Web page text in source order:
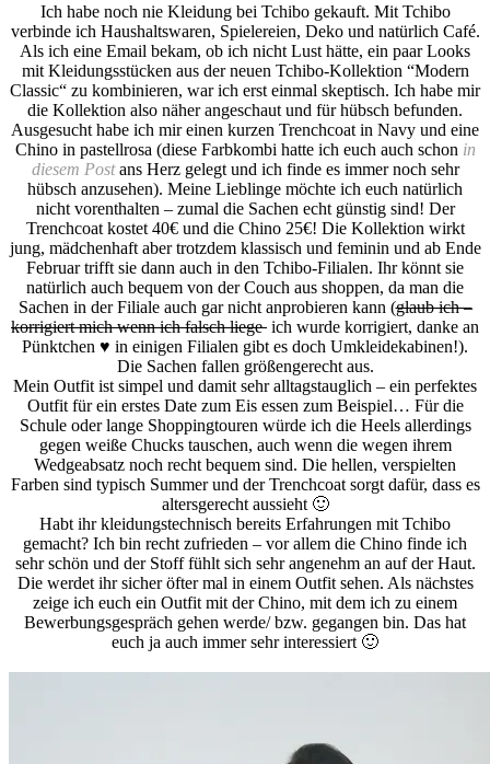
Ich habe noch nie Kleidung bei Tchibo gekauft. Mit Tchibo
verbinde ich Haushaltswaren, Spielereien, Deko und natürlich Café.
Als ich eine Email bekam, ob ich nicht Lust hätte, ein paar Looks
mit Kleidungsstücken aus der neuen Tchibo-Kollektion “Modern
Classic“ zu kombinieren, war ich erst einmal skeptisch. Ich habe mir
die Kollektion also näher angeschaut und für hübsch befunden.
Ausgesucht habe ich mir einen kurzen Trenchcoat in Navy und eine
Chino in pastellrosa (diese Farbkombi hatte ich euch auch schon in
diesem Postans Herz gelegt und ich finde es immer noch sehr
hübsch anzusehen). Meine Lieblinge möchte ich euch natürlich
nicht vorenthalten – zumal die Sachen echt günstig sind! Der
Trenchcoat kostet 40€ und die Chino 25€! Die Kollektion wirkt
jung, mädchenhaft aber trotzdem klassisch und feminin und ab Ende
Februar trifft sie dann auch in den Tchibo-Filialen. Ihr könnt sie
natürlich auch bequem von der Couch aus shoppen, da man die
Sachen in der Filiale auch gar nicht anprobieren kann (glaub ich –
korrigiert mich wenn ich falsch liege ich wurde korrigiert, danke an
Pünktchen ♥ in einigen Filialen gibt es doch Umkleidekabinen!).
Die Sachen fallen größengerecht aus.
Mein Outfit ist simpel und damit sehr alltagstauglich – ein perfektes
Outfit für ein erstes Date zum Eis essen zum Beispiel… Für die
Schule oder lange Shoppingtouren würde ich die Heels allerdings
gegen weiße Chucks tauschen, auch wenn die wegen ihrem
Wedgeabsatz noch recht bequem sind. Die hellen, verspielten
Farben sind typisch Summer und der Trenchcoat sorgt dafür, dass es
altersgerecht aussieht 🙂
Habt ihr kleidungstechnisch bereits Erfahrungen mit Tchibo
gemacht? Ich bin recht zufrieden – vor allem die Chino finde ich
sehr schön und der Stoff fühlt sich sehr angenehm an auf der Haut.
Die werdet ihr sicher öfter mal in einem Outfit sehen. Als nächstes
zeige ich euch ein Outfit mit der Chino, mit dem ich zu einem
Bewerbungsgespräch gehen werde/ bzw. gegangen bin. Das hat
euch ja auch immer sehr interessiert 🙂